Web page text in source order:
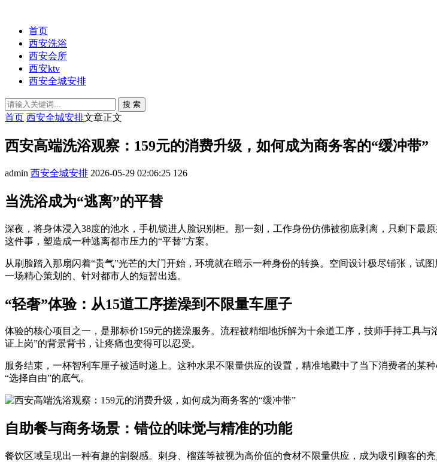
首页
西安洗浴
西安会所
西安ktv
西安全城安排
搜 索
首页 西安全城安排文章正文
西安高端洗浴观察：159元的消费升级，如何成为商务客的“缓冲带”
admin 西安全城安排 2026-05-29 02:06:25 126
当洗浴成为“逃离”的平替
深夜，将身体浸入38度的池水，手机锁进人脸识别柜。那一刻，工作身份仿佛被彻底剥离，只剩下
这件事，塑造成一种逃离都市压力的“平替”方案。
从刷脸踏入那扇闪着“贵气”光芒的大门开始，环境就在暗示一种身份的转换。空间设计极尽铺张，试
一场精心策划的、针对都市人的短暂出逃。
“轻奢”体验：从15道工序搓澡到不限量车厘子
体验的核心项目之一，是那标价159元的搓澡服务。流程被精细地拆解为十余道工序，技师手持工具
证上岗”的背景背书，让疼痛也变得可以忍受。
服务结束，一杯智利车厘子被适时递上。这种水果不限量供应的设置，精准地戳中了当下消费者的某
“选择自由”的底气。
自助餐与商务场景：错位的味觉与精准的功能
餐饮区域呈现出一种有趣的割裂感。刺身、榴莲等被视为高价值的食材不限量供应，成为吸引顾客的